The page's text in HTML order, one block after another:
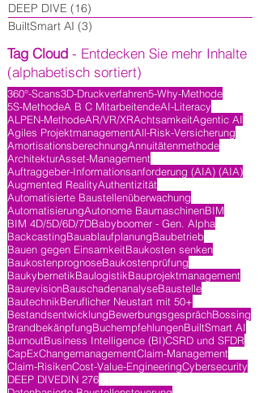
DEEP DIVE (16)
BuiltSmart AI (3)
Tag Cloud - Entdecken Sie mehr Inhalte
(alphabetisch sortiert)
360°-Scans3D-Druckverfahren5-Why-Methode
5S-MethodeA B C MitarbeitendeAI-Literacy
ALPEN-MethodeAR/VR/XRAchtsamkeitAgentic AI
Agiles ProjektmanagementAll-Risk-Versicherung
AmortisationsberechnungAnnuitätenmethode
ArchitekturAsset-Management
Auftraggeber-Informationsanforderung (AIA) (AIA)
Augmented RealityAuthentizität
Automatisierte Baustellenüberwachung
AutomatisierungAutonome BaumaschinenBIM
BIM 4D/5D/6D/7DBabyboomer - Gen. Alpha
BackcastingBauablaufplanungBaubetrieb
Bauen gegen EinsamkeitBaukosten senken
BaukostenprognoseBaukostenprüfung
BaukybernetikBaulogistikBauprojektmanagement
BaurevisionBauschadenanalyseBaustelle
BautechnikBeruflicher Neustart mit 50+
BestandsentwicklungBewerbungsgesprächBossing
BrandbekänpfungBuchempfehlungenBuiltSmart AI
BurnoutBusiness Intelligence (BI)CSRD und SFDR
CapExChangemanagementClaim-Management
Claim-RisikenCost-Value-EngineeringCybersecurity
DEEP DIVEDIN 276